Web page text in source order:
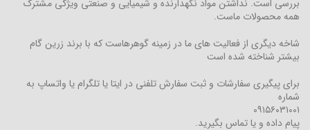
بررسی است. نداشتن مواد نگهدارنده و شیمیایی و صنعتی ویژگی مشترک
همه محصولات ماست.
شاخه دیگری از فعالیت های ما در زمینه گوهرهاست که با برند زرین گام
بیشتر شناخته شده است
برای پیگیری سفارشات و ثبت سفارش تلفنی در ایتا یا تلگرام یا واتساپ به
شماره
۰۹۱۵۶۰۳۱۰۰۱
پیام داده و یا تماس بگیرید.